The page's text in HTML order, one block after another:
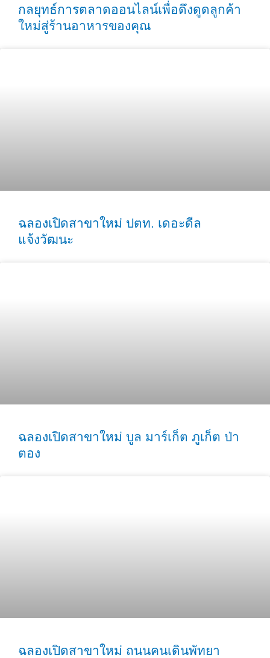
กลยุทธ์การตลาดออนไลน์เพื่อดึงดูดลูกค้า
ใหม่สู่ร้านอาหารของคุณ
ฉลองเปิดสาขาใหม่ ปตท. เดอะดีล
แจ้งวัฒนะ
ฉลองเปิดสาขาใหม่ บูล มาร์เก็ต ภูเก็ต ป่า
ตอง
ฉลองเปิดสาขาใหม่ ถนนคนเดินพัทยา